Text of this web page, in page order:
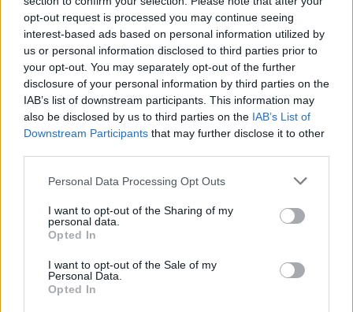
opt-out request is processed you may continue seeing
interest-based ads based on personal information utilized by
us or personal information disclosed to third parties prior to
your opt-out. You may separately opt-out of the further
disclosure of your personal information by third parties on the
IAB’s list of downstream participants. This information may
also be disclosed by us to third parties on the IAB’s List of
Downstream Participants that may further disclose it to other
Personal Data Processing Opt Outs
I want to opt-out of the Sharing of my
personal data.
Opted In
I want to opt-out of the Sale of my
Personal Data.
Opted In